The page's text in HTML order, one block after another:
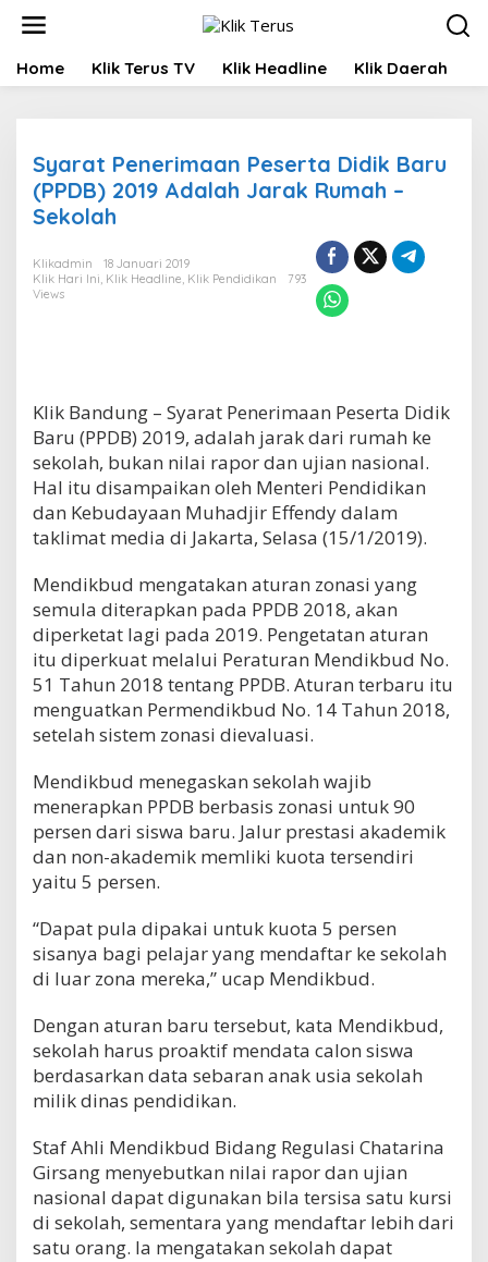
t
Home Klik Terus TV Klik Headline Klik Daerah
Syarat Penerimaan Peserta Didik Baru
(PPDB) 2019 Adalah Jarak Rumah –
Sekolah
Klikadmin
18 Januari 2019
Klik Hari Ini, Klik Headline, Klik Pendidikan
793
Views
Klik Bandung – Syarat Penerimaan Peserta Didik
Baru (PPDB) 2019, adalah jarak dari rumah ke
sekolah, bukan nilai rapor dan ujian nasional.
Hal itu disampaikan oleh Menteri Pendidikan
dan Kebudayaan Muhadjir Effendy dalam
taklimat media di Jakarta, Selasa (15/1/2019).
Mendikbud mengatakan aturan zonasi yang
semula diterapkan pada PPDB 2018, akan
diperketat lagi pada 2019. Pengetatan aturan
itu diperkuat melalui Peraturan Mendikbud No.
51 Tahun 2018 tentang PPDB. Aturan terbaru itu
menguatkan Permendikbud No. 14 Tahun 2018,
setelah sistem zonasi dievaluasi.
Mendikbud menegaskan sekolah wajib
menerapkan PPDB berbasis zonasi untuk 90
persen dari siswa baru. Jalur prestasi akademik
dan non-akademik memliki kuota tersendiri
yaitu 5 persen.
“Dapat pula dipakai untuk kuota 5 persen
sisanya bagi pelajar yang mendaftar ke sekolah
di luar zona mereka,” ucap Mendikbud.
Dengan aturan baru tersebut, kata Mendikbud,
sekolah harus proaktif mendata calon siswa
berdasarkan data sebaran anak usia sekolah
milik dinas pendidikan.
Staf Ahli Mendikbud Bidang Regulasi Chatarina
Girsang menyebutkan nilai rapor dan ujian
nasional dapat digunakan bila tersisa satu kursi
di sekolah, sementara yang mendaftar lebih dari
satu orang. Ia mengatakan sekolah dapat